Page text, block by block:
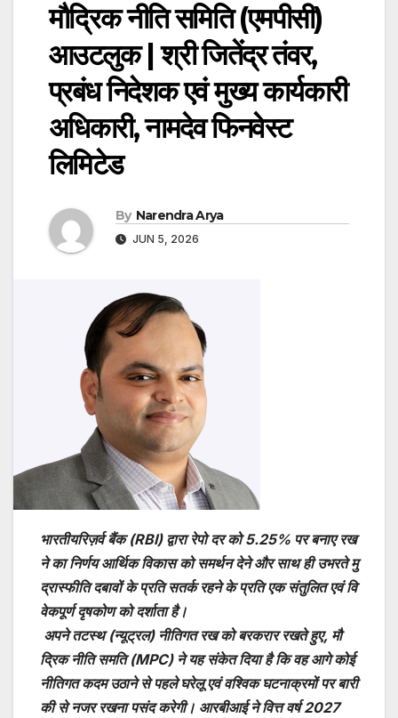
मौद्रिक नीति समिति (एमपीसी)
आउटलुक | श्री जितेंद्र तंवर,
प्रबंध निदेशक एवं मुख्य कार्यकारी
अधिकारी, नामदेव फिनवेस्ट
लिमिटेड
By Narendra Arya
JUN 5, 2026
भारतीयरिज़र्व बैंक(RBI) द्वारा रेपो दर को5.25% पर बनाए रख
ने का निर्णय आर्थिक विकास को समर्थन देने और साथ ही उभरते मु
द्रास्फीति दबावों के प्रति सतर्क रहने के प्रति एक संतुलित एवं वि
वेकपूर्ण दृषकोण को दर्शाता है।
अपने तटस्थ(न्यूट्रल) नीतिगत रख को बरकरार रखते हुए, मौ
द्रिक नीति समति(MPC) ने यह संकेत दिया है कि वह आगे कोई
नीतिगत कदम उठाने से पहले घरेलू एवं वश्विक घटनाक्रमों पर बारी
की से नजर रखना पसंद करेगी। आरबीआई ने वित्त वर्ष2027